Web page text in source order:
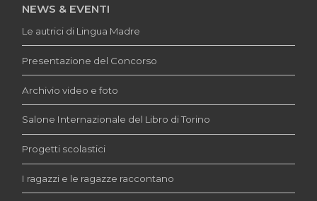
NEWS & EVENTI
Le autrici di Lingua Madre
Presentazione del Concorso
Archivio video e foto
Salone Internazionale del Libro di Torino
Progetti scolastici
I ragazzi e le ragazze raccontano